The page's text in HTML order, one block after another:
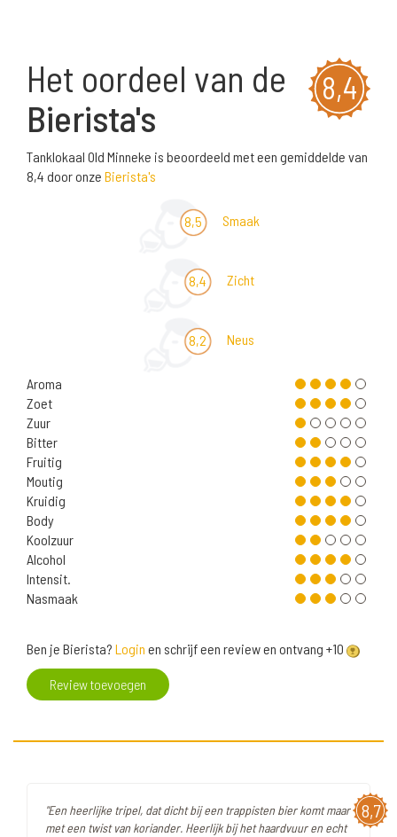
8,4
Het oordeel van de
Bierista's
Tanklokaal Old Minneke is beoordeeld met een gemiddelde van
8,4 door onze Bierista's
8,5 Smaak
8,4 Zicht
8,2 Neus
Aroma
Zoet
Zuur
Bitter
Fruitig
Moutig
Kruidig
Body
Koolzuur
Alcohol
Intensit.
Nasmaak
Ben je Bierista? Login en schrijf een review en ontvang +10
Review toevoegen
8,7
"Een heerlijke tripel, dat dicht bij een trappisten bier komt maar
met een twist van koriander. Heerlijk bij het haardvuur en echt